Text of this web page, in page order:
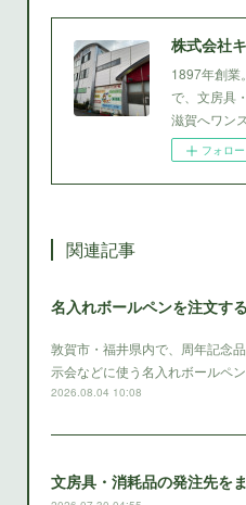
1897年創業
で、文房具
滋賀へワン
フォロー
関連記事
敦賀市・福井県内で、周年記念
示会などに使う名入れボールペ
2026.08.04 10:08
文房具・消耗品の発注先を